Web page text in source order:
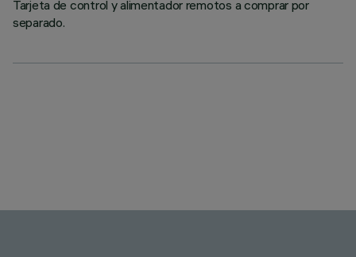
Tarjeta de control y alimentador remotos a comprar por
separado.